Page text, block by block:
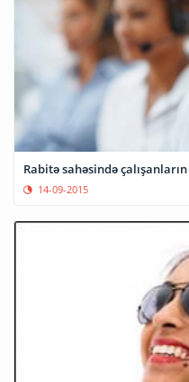
Rabitə sahəsində
14-09-2015